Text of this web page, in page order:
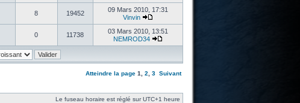
8 19452
09 Mars 2010, 17:31
Vinvin
0 11738
03 Mars 2010, 13:51
NEMROD34
Atteindre la page 1 2 3 Suivant
Le fuseau horaire est réglé sur UTC+1 heure